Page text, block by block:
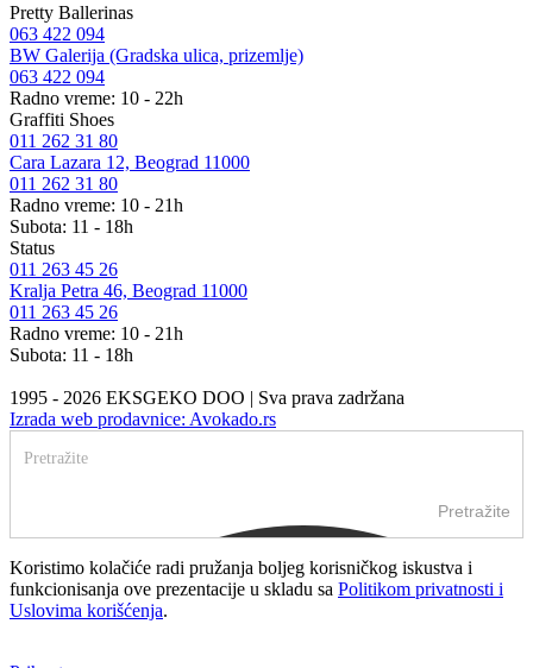
Pretty Ballerinas
063 422 094
BW Galerija (Gradska ulica, prizemlje)
063 422 094
Radno vreme: 10 - 22h
Graffiti Shoes
011 262 31 80
Cara Lazara 12, Beograd 11000
011 262 31 80
Radno vreme: 10 - 21h
Subota: 11 - 18h
Status
011 263 45 26
Kralja Petra 46, Beograd 11000
011 263 45 26
Radno vreme: 10 - 21h
Subota: 11 - 18h
1995 - 2026 EKSGEKO DOO | Sva prava zadržana
Izrada web prodavnice: Avokado.rs
Pretražite
Koristimo kolačiće radi pružanja boljeg korisničkog iskustva i
funkcionisanja ove prezentacije u skladu sa Politikom privatnosti i
Uslovima korišćenja.